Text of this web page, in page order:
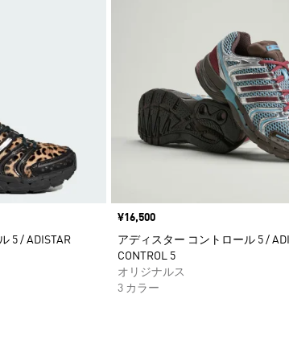
5 / ADISTAR
価格
¥16,500
アディスター コントロール 5 /
CONTROL 5
オリジナルス
3 カラー